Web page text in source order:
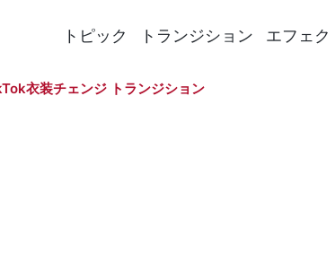
トピック トランジション エフェク
衣装チェンジ トランジション